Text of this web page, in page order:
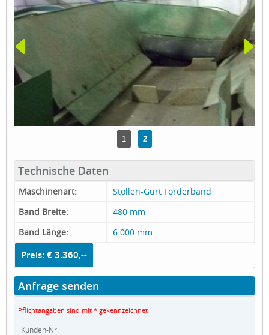
1 2
Technische Daten
Maschinenart:
Stollen-Gurt Förderband
Band Breite:
480 mm
Band Länge:
6.000 mm
Preis: € 3.360,--
Anfrage senden
Pflichtangaben sind mit * gekennzeichnet
Kunden-Nr.